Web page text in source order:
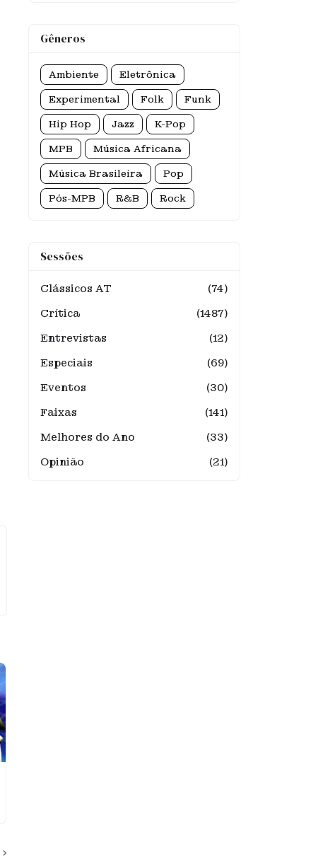
Gêneros
Ambiente Eletrônica
Experimental Folk Funk
Hip Hop Jazz K-Pop
MPB Música Africana
Música Brasileira Pop
Pós-MPB R&B Rock
Sessões
Clássicos AT
(74)
Crítica
(1487)
Entrevistas
(12)
Especiais
(69)
Eventos
(30)
Faixas
(141)
Melhores do Ano
(33)
Opinião
(21)